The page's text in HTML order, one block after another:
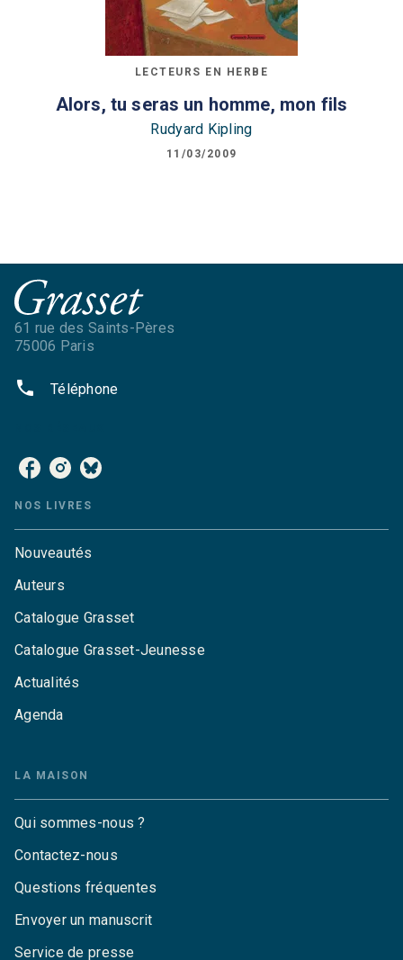
LECTEURS EN HERBE
Alors, tu seras un homme, mon fils
Rudyard Kipling
11/03/2009
61 rue des Saints-Pères
75006 Paris
phone Téléphone
NOS LIVRES
Nouveautés
Auteurs
Catalogue Grasset
Catalogue Grasset-Jeunesse
Actualités
Agenda
LA MAISON
Qui sommes-nous ?
Contactez-nous
Questions fréquentes
Envoyer un manuscrit
Service de presse